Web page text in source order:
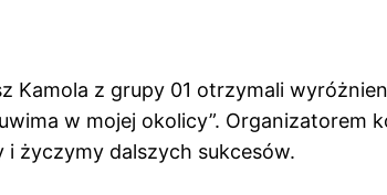
Kamola z grupy 01 otrzymali
w mojej okolicy”. Organizatorem
i życzymy dalszych sukcesów.